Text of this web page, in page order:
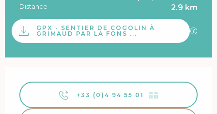
Distance 2.9 km
Documentation
GPX - SENTIER DE COGOLIN À
GRIMAUD PAR LA FONS ...
+33 (0)4 94 55 01 ▒▒